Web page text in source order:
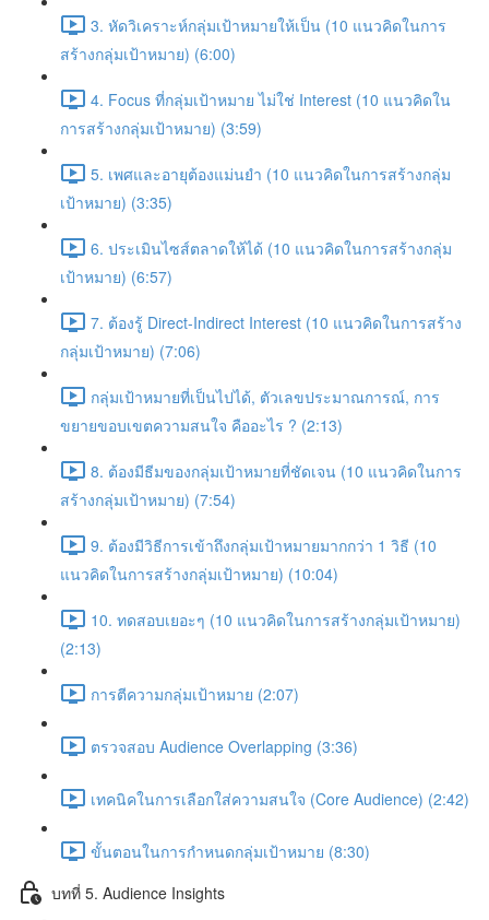
3. หัดวิเคราะห์กลุ่มเป้าหมายให้เป็น (10 แนวคิดในการ
สร้างกลุ่มเป้าหมาย) (6:00)
4. Focus ที่กลุ่มเป้าหมาย ไม่ใช่ Interest (10 แนวคิดใน
การสร้างกลุ่มเป้าหมาย) (3:59)
5. เพศและอายุต้องแม่นยำ (10 แนวคิดในการสร้างกลุ่ม
เป้าหมาย) (3:35)
6. ประเมินไซส์ตลาดให้ได้ (10 แนวคิดในการสร้างกลุ่ม
เป้าหมาย) (6:57)
7. ต้องรู้ Direct-Indirect Interest (10 แนวคิดในการสร้าง
กลุ่มเป้าหมาย) (7:06)
กลุ่มเป้าหมายที่เป็นไปได้, ตัวเลขประมาณการณ์, การ
ขยายขอบเขตความสนใจ คืออะไร ? (2:13)
8. ต้องมีธีมของกลุ่มเป้าหมายที่ชัดเจน (10 แนวคิดในการ
สร้างกลุ่มเป้าหมาย) (7:54)
9. ต้องมีวิธีการเข้าถึงกลุ่มเป้าหมายมากกว่า 1 วิธี (10
แนวคิดในการสร้างกลุ่มเป้าหมาย) (10:04)
10. ทดสอบเยอะๆ (10 แนวคิดในการสร้างกลุ่มเป้าหมาย)
(2:13)
การตีความกลุ่มเป้าหมาย (2:07)
ตรวจสอบ Audience Overlapping (3:36)
เทคนิคในการเลือกใส่ความสนใจ (Core Audience) (2:42)
ขั้นตอนในการกำหนดกลุ่มเป้าหมาย (8:30)
บทที่ 5. Audience Insights